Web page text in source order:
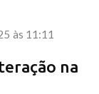
às 11:11
na